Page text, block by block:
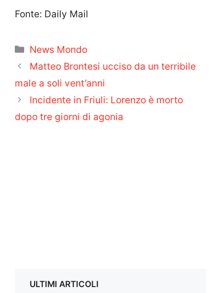
Fonte: Daily Mail
Categorie
News Mondo
Matteo Brontesi ucciso da un terribile
male a soli vent’anni
Incidente in Friuli: Lorenzo è morto
dopo tre giorni di agonia
ULTIMI ARTICOLI